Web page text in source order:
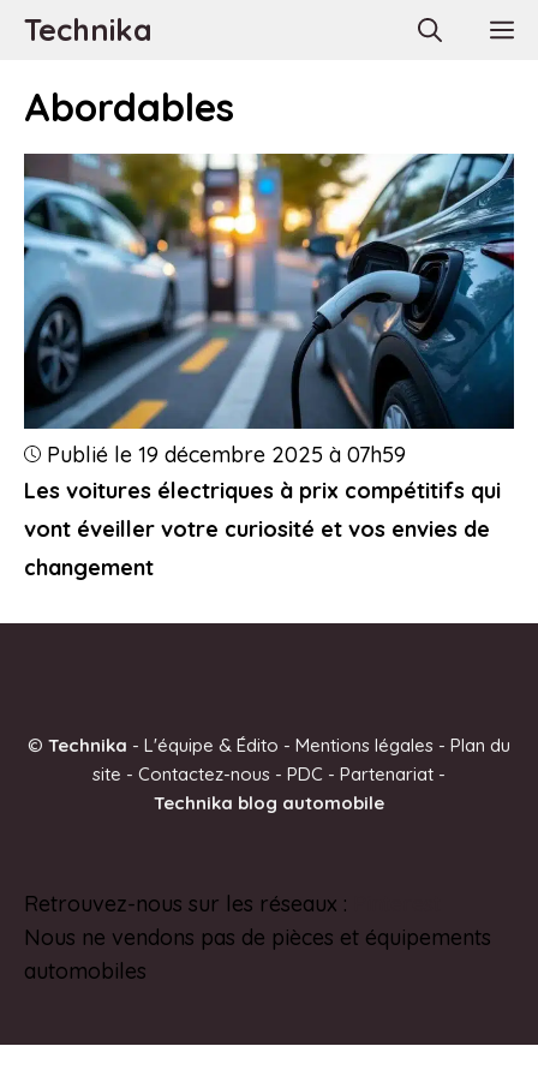
AllerTechnika
Abordables
Les voitures électriques à prix compétitifs qui
vont éveiller votre curiosité et vos envies de
changement
Publié le 19 décembre 2025 à 07h59
© Technika - L'équipe & Édito - Mentions légales - Plan du
site - Contactez-nous - PDC - Partenariat -
Technika blog automobile
Retrouvez-nous sur les réseaux :
Nous ne vendons pas de pièces et équipements
automobiles